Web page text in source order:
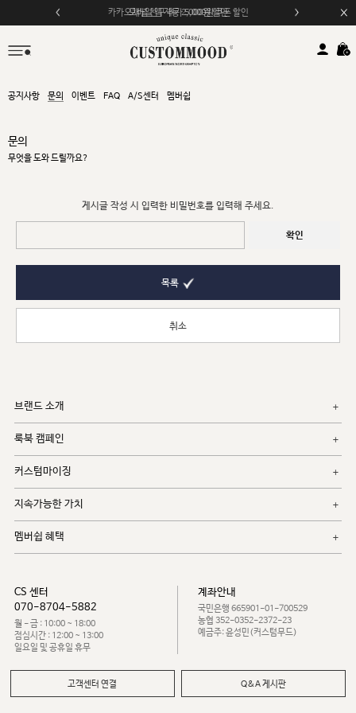
카카오채널 친구 추가 5,000원 쿠폰 할인
모바일 앱 자동 2,000원 할인
공지사항 문의 이벤트 FAQ A/S센터 멤버쉽
문의
무엇을 도와 드릴까요?
게시글 작성 시 입력한 비밀번호를 입력해 주세요.
확인
목록
취소
브랜드 소개
룩북 캠페인
커스텀마이징
지속가능한 가치
멤버쉽 혜택
CS 센터
070-8704-5882
월 - 금 : 10:00 ~ 18:00
점심시간 : 12:00 ~ 13:00
일요일 및 공휴일 휴무
계좌안내
국민은행 665901-01-700529
농협 352-0352-2372-23
예금주: 윤성민(커스텀무드)
고객센터 연결 Q&A 게시판